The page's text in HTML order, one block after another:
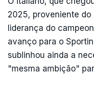
2025, proveniente
liderança do
avanço para o
sublinhou ainda a
"mesma ambição"